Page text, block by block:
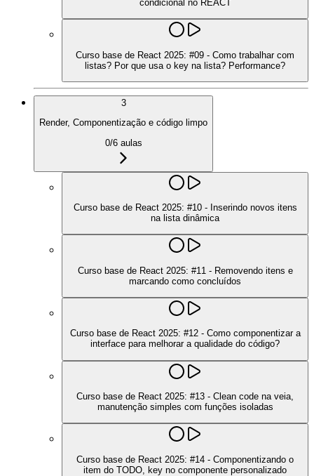
condicional no REACT
Curso base de React 2025: #09 - Como trabalhar com
listas? Por que usa o key na lista? Performance?
3
Render, Componentização e código limpo
0/6aulas
Curso base de React 2025: #10 - Inserindo novos itens
na lista dinâmica
Curso base de React 2025: #11 - Removendo itens e
marcando como concluídos
Curso base de React 2025: #12 - Como componentizar a
interface para melhorar a qualidade do código?
Curso base de React 2025: #13 - Clean code na veia,
manutenção simples com funções isoladas
Curso base de React 2025: #14 - Componentizando o
item do TODO, key no componente personalizado